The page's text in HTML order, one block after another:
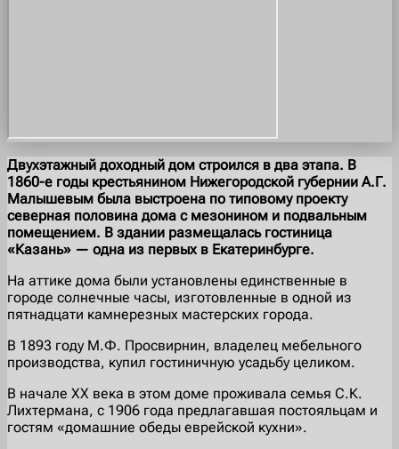
Двухэтажный доходный дом строился в два этапа. В
1860-е годы крестьянином Нижегородской губернии А.Г.
Малышевым была выстроена по типовому проекту
северная половина дома с мезонином и подвальным
помещением. В здании размещалась гостиница
«Казань» — одна из первых в Екатеринбурге.
На аттике дома были установлены единственные в
городе солнечные часы, изготовленные в одной из
пятнадцати камнерезных мастерских города.
В 1893 году М.Ф. Просвирнин, владелец мебельного
производства, купил гостиничную усадьбу целиком.
В начале ХХ века в этом доме проживала семья С.К.
Лихтермана, с 1906 года предлагавшая постояльцам и
гостям «домашние обеды еврейской кухни».